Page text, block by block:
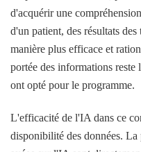
d'acquérir une
d'un patient, des résultats
manière plus efficace et
portée des informations reste
ont opté pour le programme.
L'efficacité de l'IA dans ce
disponibilité des données.